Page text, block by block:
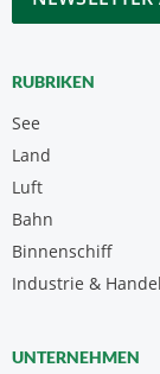
RUBRIKEN
See
Land
Luft
Bahn
Binnenschiff
Industrie & Handel
UNTERNEHMEN